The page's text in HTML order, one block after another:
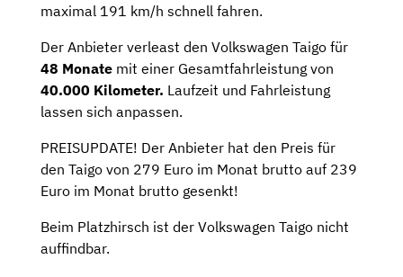
maximal 191 km/h schnell fahren.
Der Anbieter verleast den Volkswagen Taigo für
48 Monate mit einer Gesamtfahrleistung von
40.000 Kilometer. Laufzeit und Fahrleistung
lassen sich anpassen.
PREISUPDATE! Der Anbieter hat den Preis für
den Taigo von 279 Euro im Monat brutto auf 239
Euro im Monat brutto gesenkt!
Beim Platzhirsch ist der Volkswagen Taigo nicht
auffindbar.